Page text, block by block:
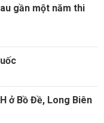
gần một năm thi
ở Bồ Đề, Long Biên